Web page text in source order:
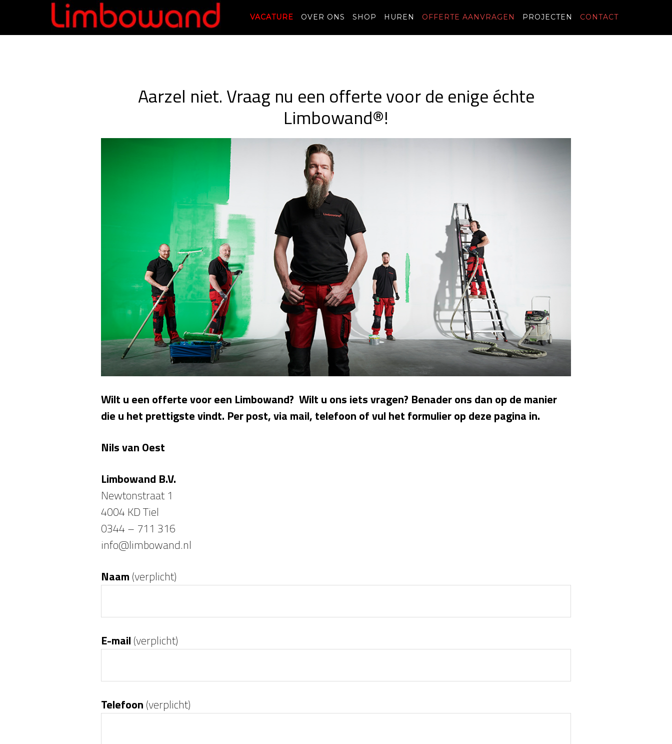
VACATURE OVER ONS SHOP HUREN OFFERTE AANVRAGEN PROJECTEN CONTACT
Aarzel niet. Vraag nu een offerte voor de enige échte
Limbowand®!
Wilt u een offerte voor een Limbowand? Wilt u ons iets vragen? Benader ons dan op de manier
die u het prettigste vindt. Per post, via mail, telefoon of vul het formulier op deze pagina in.
Nils van Oest
Limbowand B.V.
Newtonstraat 1
4004 KD Tiel
0344 – 711 316
info@limbowand.nl
Naam (verplicht)
E-mail (verplicht)
Telefoon (verplicht)